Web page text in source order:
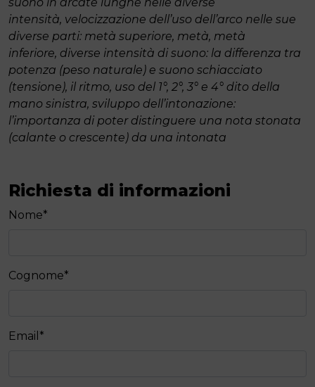
suono in arcate lunghe nelle diverse
intensità, velocizzazione dell’uso dell’arco nelle sue
diverse parti: metà superiore, metà, metà
inferiore, diverse intensità di suono: la differenza tra
potenza (peso naturale) e suono schiacciato
(tensione), il ritmo, uso del 1°, 2°, 3° e 4° dito della
mano sinistra, sviluppo dell’intonazione:
l’importanza di poter distinguere una nota stonata
(calante o crescente) da una intonata
Richiesta di informazioni
Nome*
Cognome*
Email *